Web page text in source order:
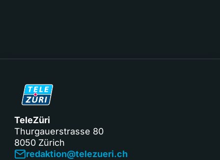
TeleZüri
Thurgauerstrasse 80
8050 Zürich
redaktion@telezueri.ch